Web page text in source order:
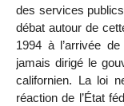
des services
débat autour de
1994 à l’arrivée
jamais dirigé le
californien. La loi
réaction de l’État